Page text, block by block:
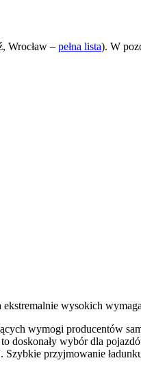
Wrocław – pełna lista). W
wysokich
wymogi producentów
wybór dla
przyjmowanie